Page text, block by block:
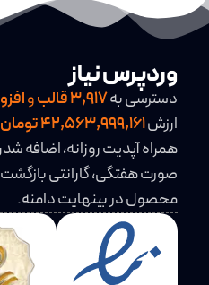
وردپرس نیاز
دسترسی به3,917قالبو
ارزش42,563,999,161 تومان
همراه آپدیت روزانه،
صورت هفتگی، گارانتی
محصول در بینهایت دامنه.